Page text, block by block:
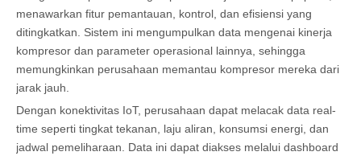
menawarkan fitur pemantauan, kontrol, dan efisiensi yang
ditingkatkan. Sistem ini mengumpulkan data mengenai kinerja
kompresor dan parameter operasional lainnya, sehingga
memungkinkan perusahaan memantau kompresor mereka dari
jarak jauh.
Dengan konektivitas IoT, perusahaan dapat melacak data real-
time seperti tingkat tekanan, laju aliran, konsumsi energi, dan
jadwal pemeliharaan. Data ini dapat diakses melalui dashboard